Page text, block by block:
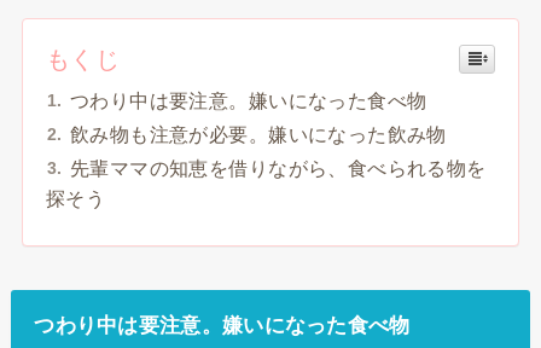
もくじ
つわり中は要注意。嫌いになった食べ物
飲み物も注意が必要。嫌いになった飲み物
先輩ママの知恵を借りながら、食べられる物を
探そう
つわり中は要注意。嫌いになった食べ物